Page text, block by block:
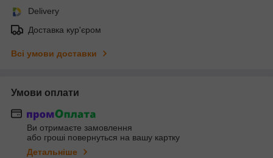
Delivery
Доставка кур'єром
Всі умови доставки
Умови оплати
Ви отримаєте замовлення
або гроші повернуться на вашу картку
Детальніше